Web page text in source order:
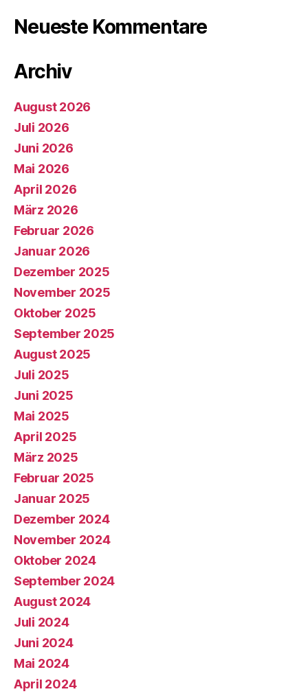
Neueste Kommentare
Archiv
August 2026
Juli 2026
Juni 2026
Mai 2026
April 2026
März 2026
Februar 2026
Januar 2026
Dezember 2025
November 2025
Oktober 2025
September 2025
August 2025
Juli 2025
Juni 2025
Mai 2025
April 2025
März 2025
Februar 2025
Januar 2025
Dezember 2024
November 2024
Oktober 2024
September 2024
August 2024
Juli 2024
Juni 2024
Mai 2024
April 2024